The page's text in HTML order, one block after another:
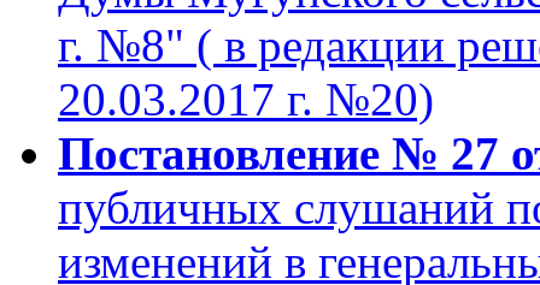
г. №8" ( в редакции
20.03.2017 г. №20)
Постановление № 27
публичных слушаний
изменений в